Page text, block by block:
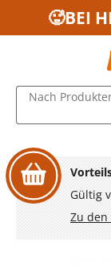
Zum
Zur Navigation
Zur Suche
🥵BEI
Nach
Gültig
Zu